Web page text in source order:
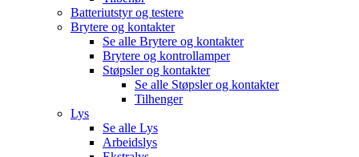
Batteriutstyr og testere
Brytere og kontakter
Se alle Brytere og kontakter
Brytere og kontrollamper
Støpsler og kontakter
Se alle Støpsler og kontakter
Tilhenger
Lys
Se alle Lys
Arbeidslys